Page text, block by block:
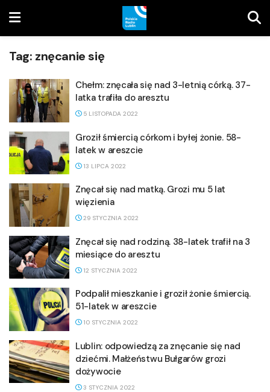
Tag: znęcanie się
Chełm: znęcała się nad 3-letnią córką. 37-
latka trafiła do aresztu
5 LISTOPADA 2022
Groził śmiercią córkom i byłej żonie. 58-
latek w areszcie
13 LIPCA 2022
Znęcał się nad matką. Grozi mu 5 lat
więzienia
29 STYCZNIA 2022
Znęcał się nad rodziną. 38-latek trafił na 3
miesiące do aresztu
12 STYCZNIA 2022
Podpalił mieszkanie i groził żonie śmiercią.
51-latek w areszcie
10 STYCZNIA 2022
Lublin: odpowiedzą za znęcanie się nad
dziećmi. Małżeństwu Bułgarów grozi
dożywocie
3 STYCZNIA 2022